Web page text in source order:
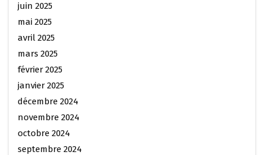
juin 2025
mai 2025
avril 2025
mars 2025
février 2025
janvier 2025
décembre 2024
novembre 2024
octobre 2024
septembre 2024